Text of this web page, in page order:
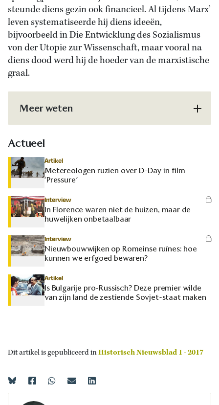
steunde diens gezin ook financieel. Al tijdens Marx’
leven systematiseerde hij diens ideeën,
bijvoorbeeld in Die Entwicklung des Sozialismus
von der Utopie zur Wissenschaft, maar vooral na
diens dood werd hij de hoeder van de marxistische
graal.
Meer weten
Actueel
Artikel
Metereologen ruziën over D-Day in film
‘Pressure’
Interview
In Florence waren niet de huizen, maar de
huwelijken onbetaalbaar
Interview
Nieuwbouwwijken op Romeinse ruïnes: hoe
kunnen we erfgoed bewaren?
Artikel
Is Bulgarije pro-Russisch? Deze premier wilde
van zijn land de zestiende Sovjet-staat maken
Dit artikel is gepubliceerd inHistorisch Nieuwsblad 1 - 2017